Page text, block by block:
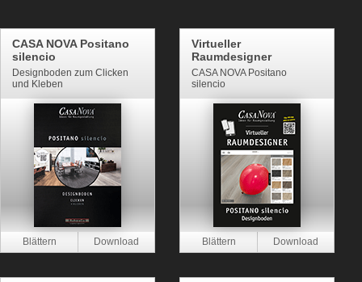
CASA NOVA Positano
silencio
Designboden zum Clicken
und Kleben
Virtueller
Raumdesigner
CASA NOVA Positano
silencio